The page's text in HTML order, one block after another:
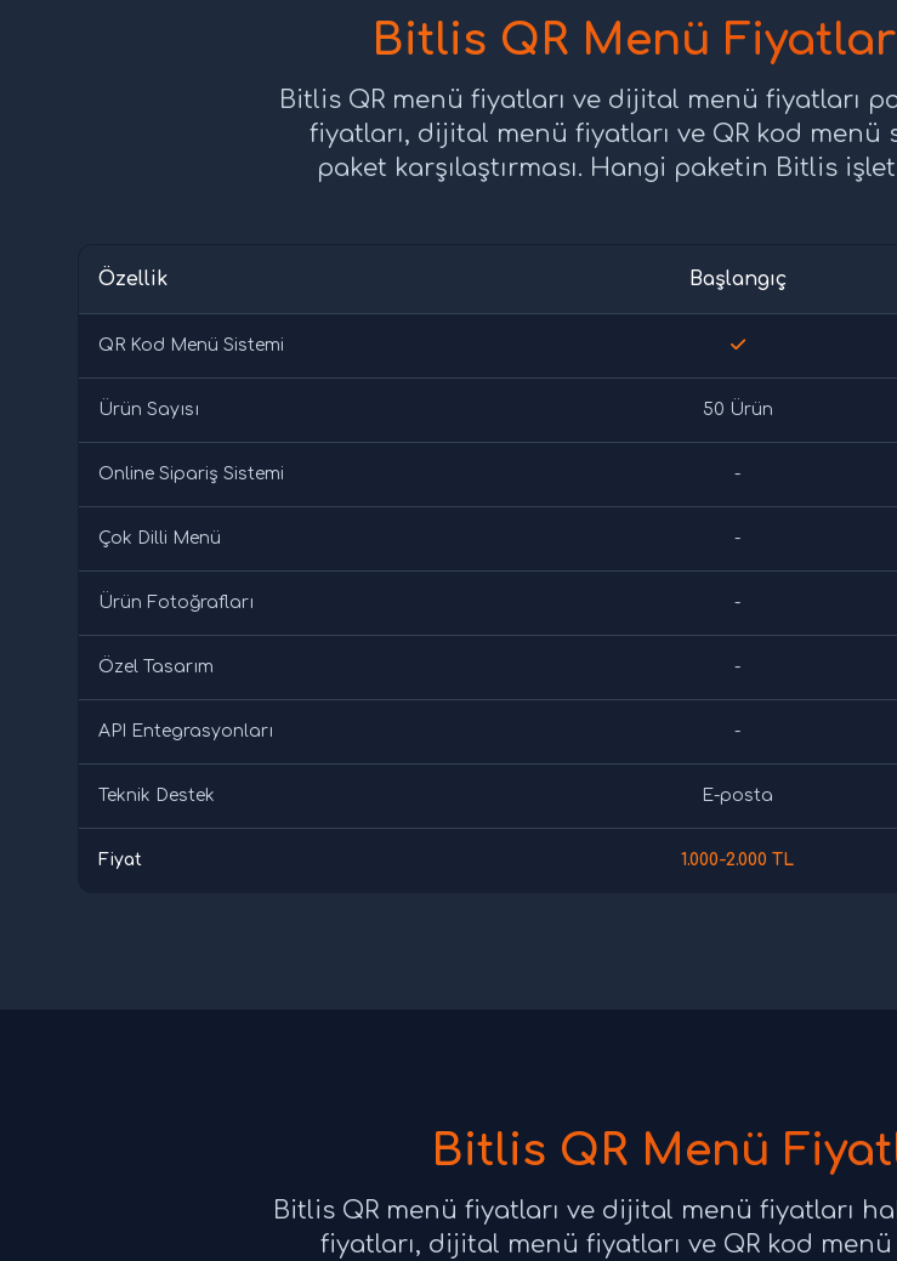
Bitlis QR Menü
Bitlis QR menü fiyatları ve dijital menü fiyatları
fiyatları, dijital menü fiyatları ve QR kod menü
paket karşılaştırması. Hangi paketin Bitlis
Özellik Başlangıç
QR Kod Menü Sistemi
Ürün Sayısı 50 Ürün
Online Sipariş Sistemi -
Çok Dilli Menü -
Ürün Fotoğrafları -
Özel Tasarım -
API Entegrasyonları -
Teknik Destek E-posta
Fiyat 1.000-2.000 TL
Bitlis QR Menü
Bitlis QR menü fiyatları ve dijital menü fiyatları
fiyatları, dijital menü fiyatları ve QR kod